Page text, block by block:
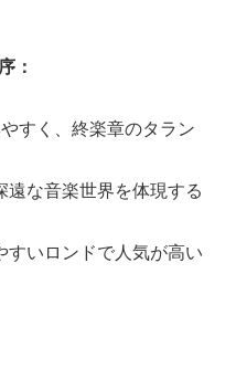
：
すく、終楽章のタラン
遠な音楽世界を体現する
すいロンドで人気が高い